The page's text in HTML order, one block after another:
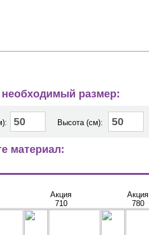
необходимый размер:
Высота (см):
материал:
Акция
710
Акция
780